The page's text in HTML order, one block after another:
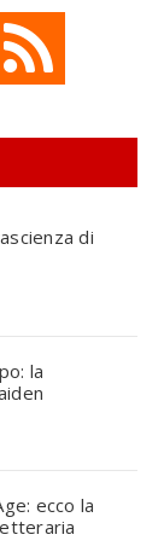
di
la
ecco la